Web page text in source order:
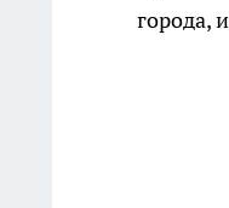
города,